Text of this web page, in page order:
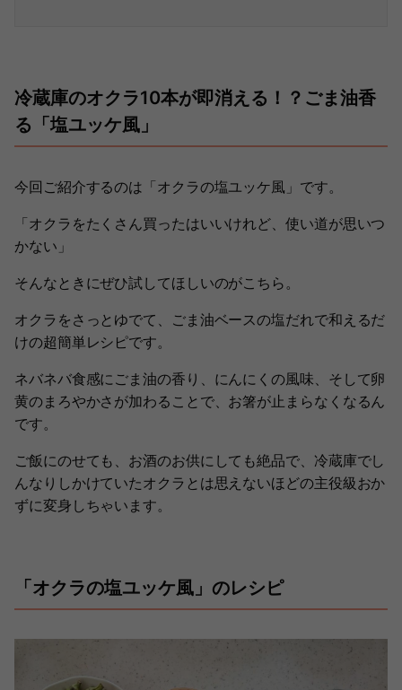
冷蔵庫のオクラ10本が即消える！？ごま油香
る「塩ユッケ風」
今回ご紹介するのは「オクラの塩ユッケ風」です。
「オクラをたくさん買ったはいいけれど、使い道が思いつ
かない」
そんなときにぜひ試してほしいのがこちら。
オクラをさっとゆでて、ごま油ベースの塩だれで和えるだ
けの超簡単レシピです。
ネバネバ食感にごま油の香り、にんにくの風味、そして卵
黄のまろやかさが加わることで、お箸が止まらなくなるん
です。
ご飯にのせても、お酒のお供にしても絶品で、冷蔵庫でし
んなりしかけていたオクラとは思えないほどの主役級おか
ずに変身しちゃいます。
「オクラの塩ユッケ風」のレシピ